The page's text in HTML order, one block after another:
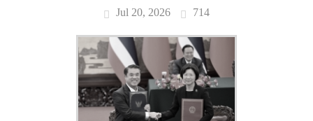
Jul 20, 2026 714